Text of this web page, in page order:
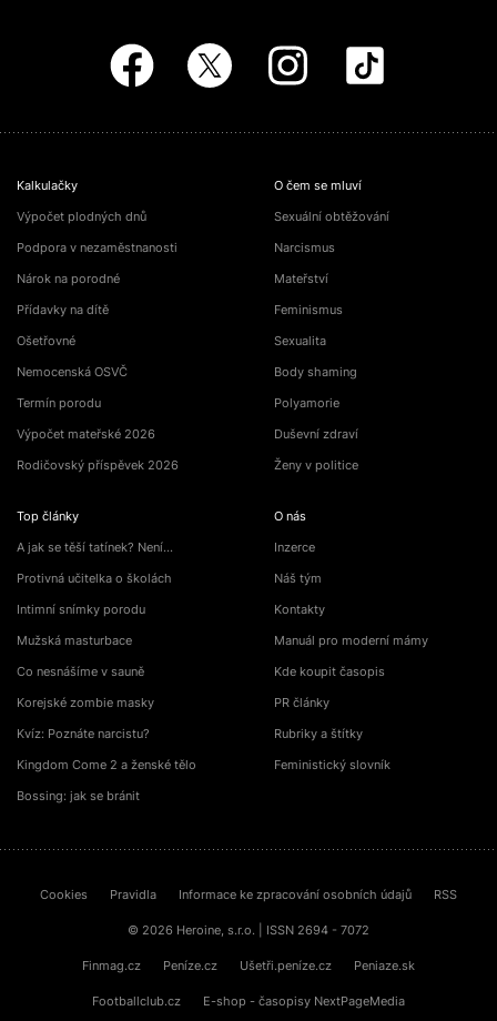
Kalkulačky
Výpočet plodných dnů
Podpora v nezaměstnanosti
Nárok na porodné
Přídavky na dítě
Ošetřovné
Nemocenská OSVČ
Termín porodu
Výpočet mateřské 2026
Rodičovský příspěvek 2026
Top články
A jak se těší tatínek? Není…
Protivná učitelka o školách
Intimní snímky porodu
Mužská masturbace
Co nesnášíme v sauně
Korejské zombie masky
Kvíz: Poznáte narcistu?
Kingdom Come 2 a ženské tělo
Bossing: jak se bránit
O čem se mluví
Sexuální obtěžování
Narcismus
Mateřství
Feminismus
Sexualita
Body shaming
Polyamorie
Duševní zdraví
Ženy v politice
O nás
Inzerce
Náš tým
Kontakty
Manuál pro moderní mámy
Kde koupit časopis
PR články
Rubriky a štítky
Feministický slovník
Cookies Pravidla Informace ke zpracování osobních údajů RSS
© 2026 Heroine, s.r.o. | ISSN 2694 - 7072
Finmag.cz Peníze.cz Ušetři.peníze.cz Peniaze.sk
Footballclub.cz E-shop - časopisy NextPageMedia